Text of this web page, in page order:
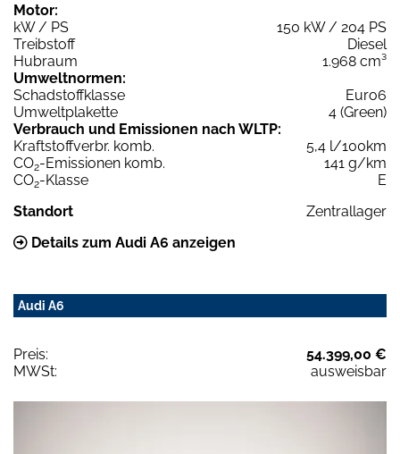
Motor:
kW / PS
150 kW / 204 PS
Treibstoff
Diesel
Hubraum
1.968 cm³
Umweltnormen:
Schadstoffklasse
Euro6
Umweltplakette
4 (Green)
Verbrauch und Emissionen nach WLTP:
Kraftstoffverbr. komb.
5,4 l/100km
CO2-Emissionen komb.
141 g/km
CO2-Klasse
E
Standort
Zentrallager
Details zum Audi A6 anzeigen
Audi A6
Preis:
54.399,00 €
MWSt:
ausweisbar